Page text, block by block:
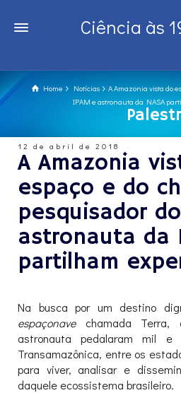
Ciência às
Home Notícias
A Amazonia vista do
IPAM e astronauta da NASA
12 de abril de 2018
A Amazonia
espaço e do
pesquisador
astronauta da
partilham
Na busca por um destino
espaçonavechamada Terra,
astronauta pedalaram mil e
Transamazônica, entre os
para viver, analisar e
daquele ecossistema brasileiro.